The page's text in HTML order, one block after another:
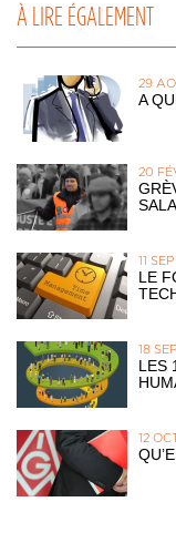
À LIRE ÉGALEMENT
29
A
20
11
LE
18
LES
12